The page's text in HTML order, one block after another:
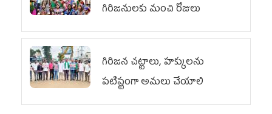
గిరిజనులకు మంచి రోజులు
గిరిజన చట్టాలు, హక్కులను
పటిష్టంగా అమలు చేయాలి